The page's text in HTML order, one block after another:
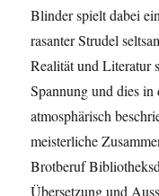
Blinder spielt dabei
rasanter Strudel
Realität und Literatur
Spannung und dies
atmosphärisch
meisterliche
Brotberuf
Übersetzung und